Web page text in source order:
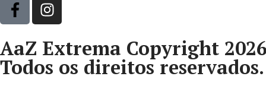
AaZ Extrema Copyright
Todos os direitos reservados.